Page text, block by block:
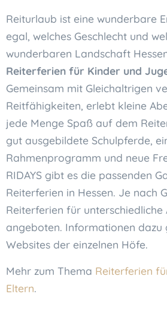
Reiturlaub ist eine wunderbare
egal, welches Geschlecht und
wunderbaren Landschaft
Reiterferien für Kinder und
Gemeinsam mit Gleichaltrigen
Reitfähigkeiten, erlebt kleine
jede Menge Spaß auf dem
gut ausgebildete Schulpferde,
Rahmenprogramm und neue
RIDAYS gibt es die passenden
Reiterferien in Hessen. Je nach
Reiterferien für unterschiedliche
angeboten. Informationen dazu
Websites der einzelnen Höfe.
Mehr zum Thema Reiterferien
Eltern.